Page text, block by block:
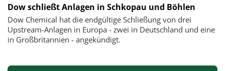
Dow schließt Anlagen in Schkopau und Böhlen
Dow Chemical hat die endgültige Schließung von drei
Upstream-Anlagen in Europa - zwei in Deutschland und eine
in Großbritannien - angekündigt.